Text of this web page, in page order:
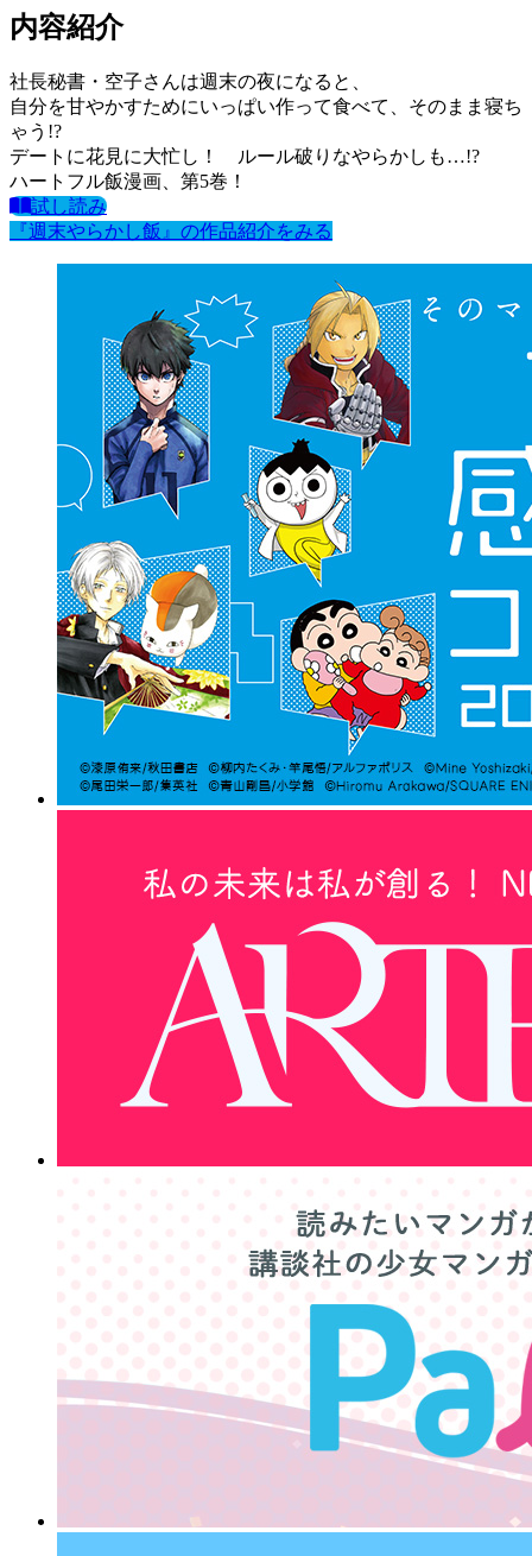
内容紹介
社長秘書・空子さんは週末の夜になると、
自分を甘やかすためにいっぱい作って食べて、そのまま寝ち
ゃう!?
デートに花見に大忙し！ ルール破りなやらかしも…!?
ハートフル飯漫画、第5巻！
試し読み
『週末やらかし飯』の作品紹介をみる